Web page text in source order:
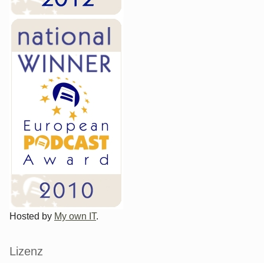
Hosted by My own IT.
Lizenz